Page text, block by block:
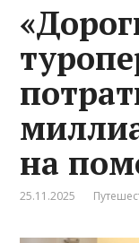
на
25.11.2025